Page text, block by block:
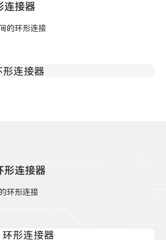
连接器
的环形连接
形连接器
环形连接